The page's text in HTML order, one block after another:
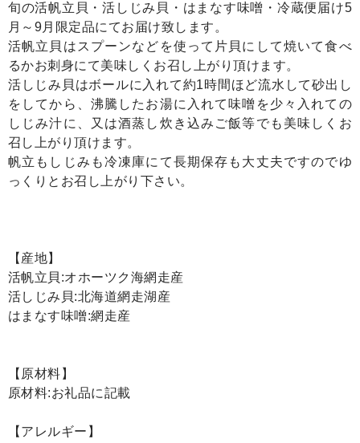
旬の活帆立貝・活しじみ貝・はまなす味噌・冷蔵便届け5
月～9月限定品にてお届け致します。
活帆立貝はスプーンなどを使って片貝にして焼いて食べ
るかお刺身にて美味しくお召し上がり頂けます。
活しじみ貝はボールに入れて約1時間ほど流水して砂出し
をしてから、沸騰したお湯に入れて味噌を少々入れての
しじみ汁に、又は酒蒸し炊き込みご飯等でも美味しくお
召し上がり頂けます。
帆立もしじみも冷凍庫にて長期保存も大丈夫ですのでゆ
っくりとお召し上がり下さい。
【産地】
活帆立貝:オホーツク海網走産
活しじみ貝:北海道網走湖産
はまなす味噌:網走産
【原材料】
原材料:お礼品に記載
【アレルギー】